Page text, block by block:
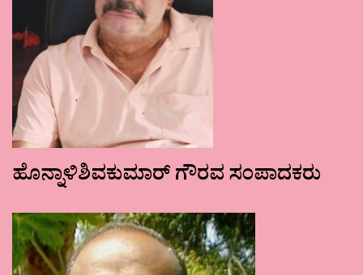
ಹೊನ್ನಾಳಿಶಿವಕುಮಾರ್ ಗೌರವ ಸಂಪಾದಕರು